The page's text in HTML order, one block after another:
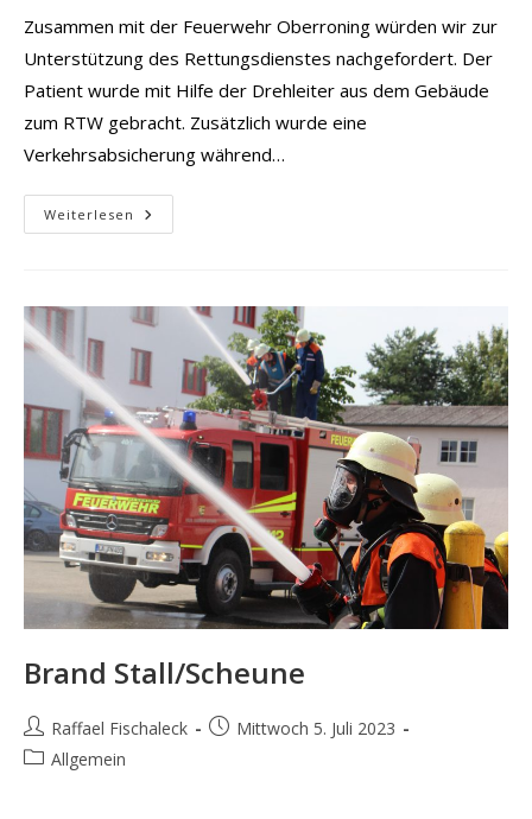
Zusammen mit der Feuerwehr Oberroning würden wir zur
Unterstützung des Rettungsdienstes nachgefordert. Der
Patient wurde mit Hilfe der Drehleiter aus dem Gebäude
zum RTW gebracht. Zusätzlich wurde eine
Verkehrsabsicherung während…
Weiterlesen Drehleiterrettung
Brand Stall/Scheune
Beitrags-
Autor:
Raffael Fischaleck
BeitragMittwoch 5. Juli 2023
Beitrags-
Allgemein